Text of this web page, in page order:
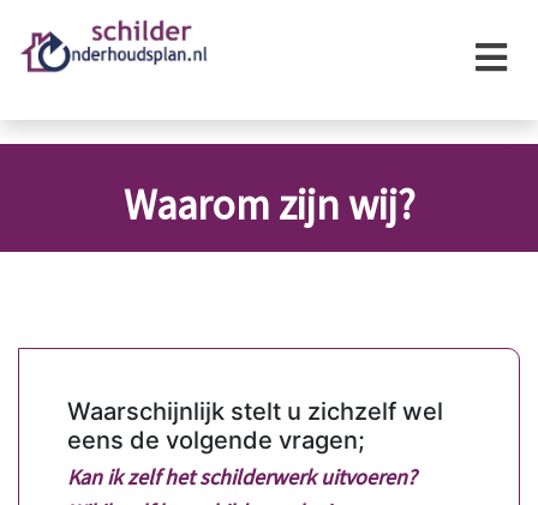
×
Waarom zijn wij?
Waarschijnlijk stelt u zichzelf wel
eens de volgende vragen;
Kan ik zelf het schilderwerk uitvoeren?